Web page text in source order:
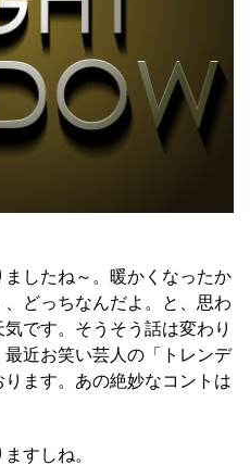
したね～。暖かくなったか
どっちなんだよ。と、思わ
です。そうそう話は変わり
近お笑い芸人の「トレンデ
ます。あの絶妙なコントは
すしね。